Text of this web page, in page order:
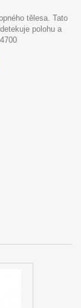
tělesa. Tato
polohu a